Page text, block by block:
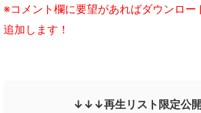
※コメント欄に要望があればダウンロー
追加します！
↓↓↓再生リスト限定公